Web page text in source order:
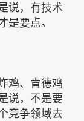
说，有技术
是要点。
鸡、肯德鸡
说，不是要
竞争领域去